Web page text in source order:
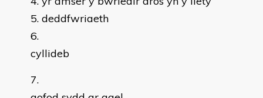
deddfwriaeth
cyllideb